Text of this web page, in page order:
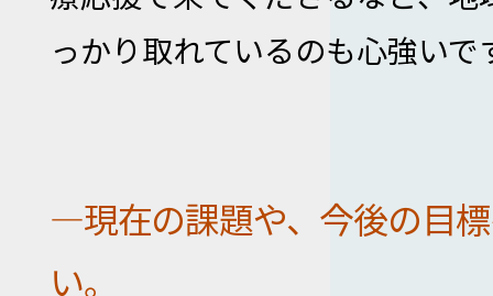
っかり取れているのも心強いで
―現在の課題や、今後の目
い。